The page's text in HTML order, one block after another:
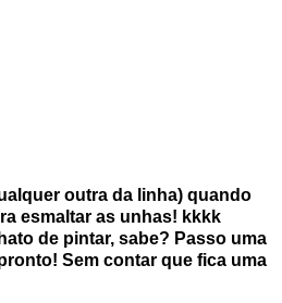
outra da linha) quando
esmaltar as unhas! kkkk
de pintar, sabe? Passo uma
Sem contar que fica uma